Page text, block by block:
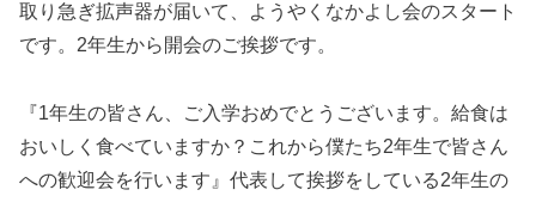
取り急ぎ拡声器が届いて、ようやくなかよし会のスタート
です。2年生から開会のご挨拶です。
『1年生の皆さん、ご入学おめでとうございます。給食は
おいしく食べていますか？これから僕たち2年生で皆さん
への歓迎会を行います』代表して挨拶をしている2年生の